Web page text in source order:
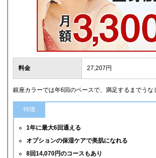
料金 27,207円
銀座カラーでは年6回のペースで、満足するまでうな
特徴
1年に最大6回通える
オプションの保湿ケアで美肌になれる
8回14,070円のコースもあり